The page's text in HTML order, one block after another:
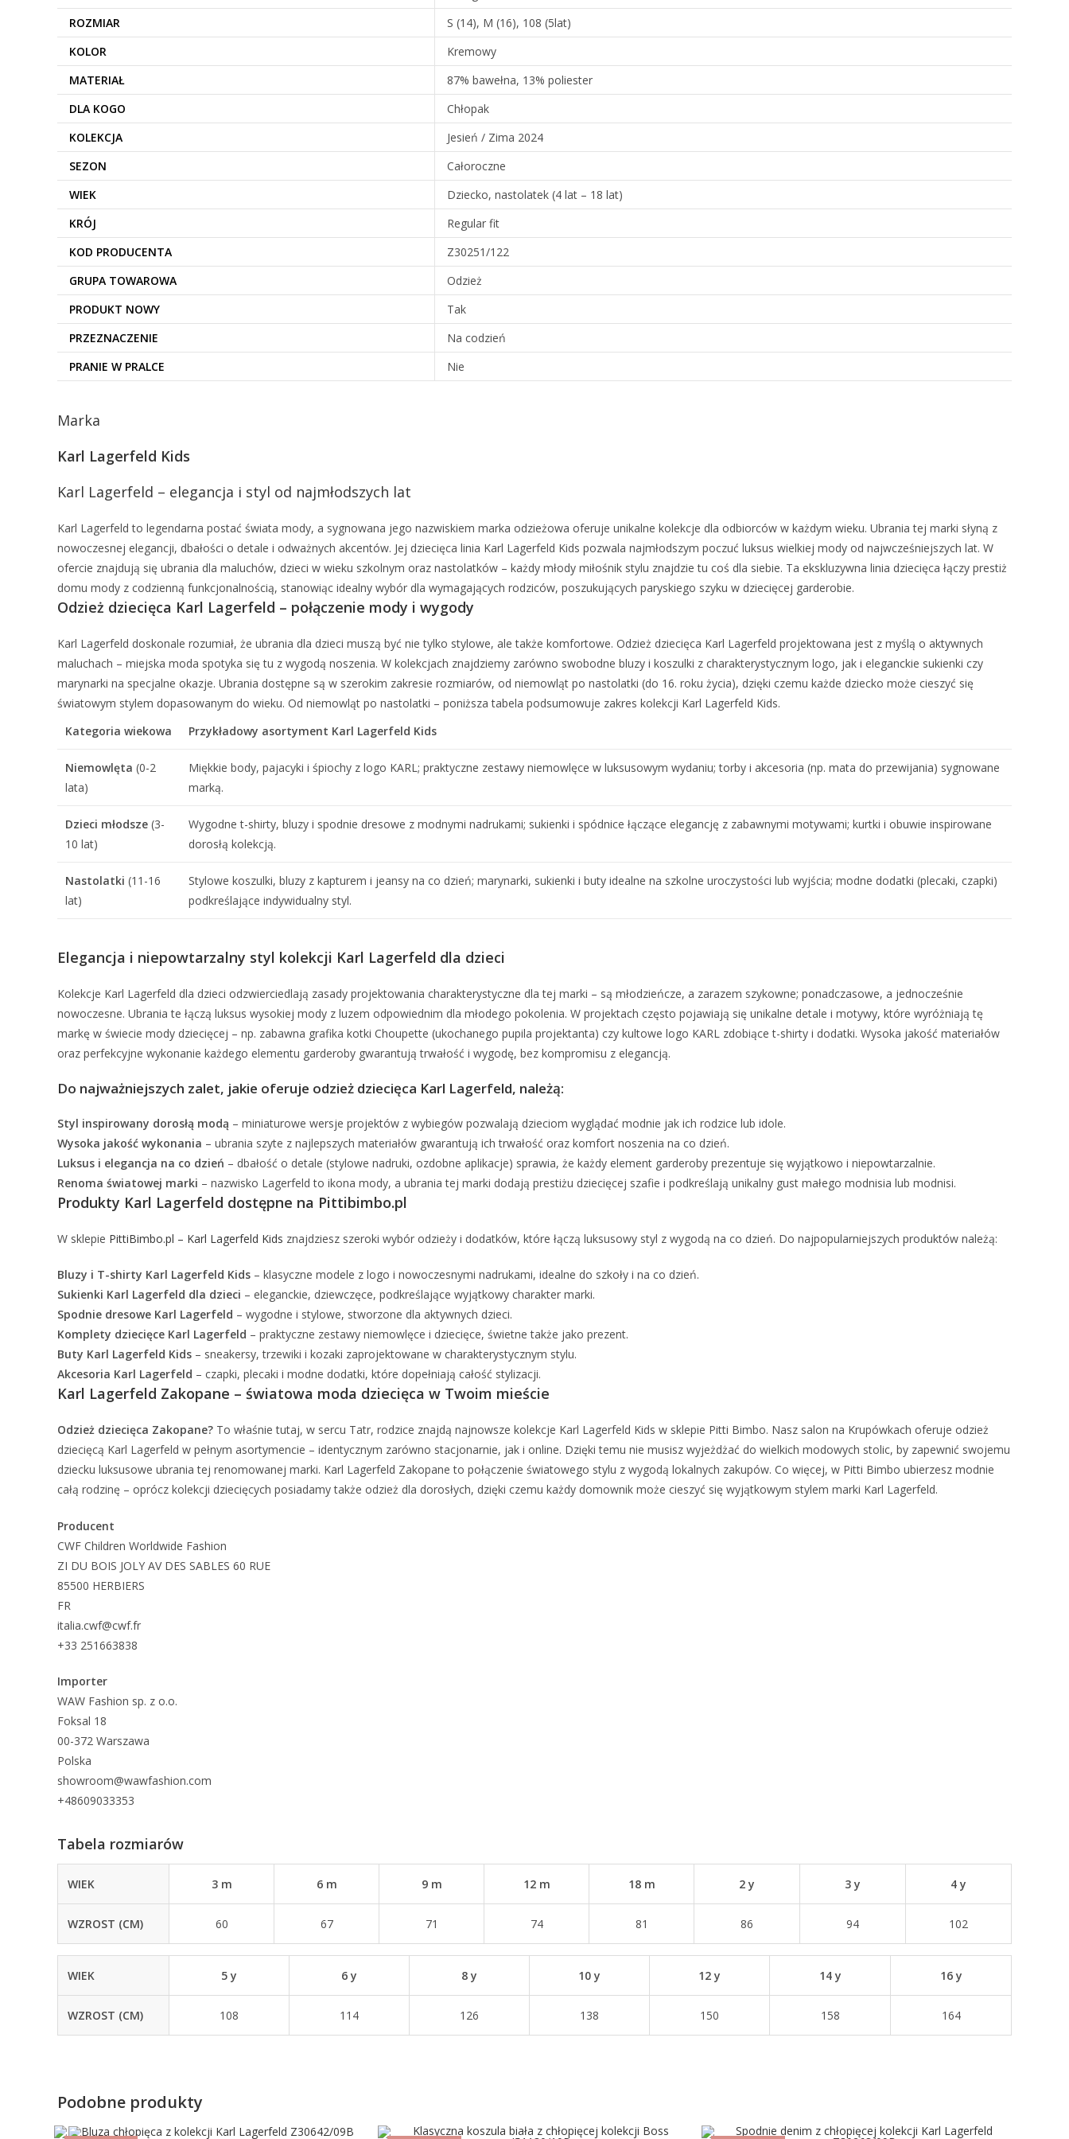
ROZMIAR
S (14), M (16), 108 (5lat)
KOLOR
Kremowy
MATERIAŁ
87% bawełna, 13% poliester
DLA KOGO
Chłopak
KOLEKCJA
Jesień / Zima 2024
SEZON
Całoroczne
WIEK
Dziecko, nastolatek (4 lat – 18 lat)
KRÓJ
Regular fit
KOD PRODUCENTA
Z30251/122
GRUPA TOWAROWA
Odzież
PRODUKT NOWY
Tak
PRZEZNACZENIE
Na codzień
PRANIE W PRALCE
Nie
Marka
Karl Lagerfeld Kids
Karl Lagerfeld – elegancja i styl od najmłodszych lat
Karl Lagerfeld to legendarna postać świata mody, a sygnowana jego nazwiskiem marka odzieżowa oferuje unikalne kolekcje dla odbiorców w każdym wieku. Ubrania tej marki słyną z
nowoczesnej elegancji, dbałości o detale i odważnych akcentów. Jej dziecięca linia Karl Lagerfeld Kids pozwala najmłodszym poczuć luksus wielkiej mody od najwcześniejszych lat. W
ofercie znajdują się ubrania dla maluchów, dzieci w wieku szkolnym oraz nastolatków – każdy młody miłośnik stylu znajdzie tu coś dla siebie. Ta ekskluzywna linia dziecięca łączy prestiż
domu mody z codzienną funkcjonalnością, stanowiąc idealny wybór dla wymagających rodziców, poszukujących paryskiego szyku w dziecięcej garderobie.
Odzież dziecięca Karl Lagerfeld – połączenie mody i wygody
Karl Lagerfeld doskonale rozumiał, że ubrania dla dzieci muszą być nie tylko stylowe, ale także komfortowe. Odzież dziecięca Karl Lagerfeld projektowana jest z myślą o aktywnych
maluchach – miejska moda spotyka się tu z wygodą noszenia. W kolekcjach znajdziemy zarówno swobodne bluzy i koszulki z charakterystycznym logo, jak i eleganckie sukienki czy
marynarki na specjalne okazje. Ubrania dostępne są w szerokim zakresie rozmiarów, od niemowląt po nastolatki (do 16. roku życia), dzięki czemu każde dziecko może cieszyć się
światowym stylem dopasowanym do wieku. Od niemowląt po nastolatki – poniższa tabela podsumowuje zakres kolekcji Karl Lagerfeld Kids.
Kategoria wiekowa
Przykładowy asortyment Karl Lagerfeld Kids
Niemowlęta (0-2
lata)
Miękkie body, pajacyki i śpiochy z logo KARL; praktyczne zestawy niemowlęce w luksusowym wydaniu; torby i akcesoria (np. mata do przewijania) sygnowane
marką.
Dzieci młodsze (3-
10 lat)
Wygodne t-shirty, bluzy i spodnie dresowe z modnymi nadrukami; sukienki i spódnice łączące elegancję z zabawnymi motywami; kurtki i obuwie inspirowane
dorosłą kolekcją.
Nastolatki (11-16
lat)
Stylowe koszulki, bluzy z kapturem i jeansy na co dzień; marynarki, sukienki i buty idealne na szkolne uroczystości lub wyjścia; modne dodatki (plecaki, czapki)
podkreślające indywidualny styl.
Elegancja i niepowtarzalny styl kolekcji Karl Lagerfeld dla dzieci
Kolekcje Karl Lagerfeld dla dzieci odzwierciedlają zasady projektowania charakterystyczne dla tej marki – są młodzieńcze, a zarazem szykowne; ponadczasowe, a jednocześnie
nowoczesne. Ubrania te łączą luksus wysokiej mody z luzem odpowiednim dla młodego pokolenia. W projektach często pojawiają się unikalne detale i motywy, które wyróżniają tę
markę w świecie mody dziecięcej – np. zabawna grafika kotki Choupette (ukochanego pupila projektanta) czy kultowe logo KARL zdobiące t-shirty i dodatki. Wysoka jakość materiałów
oraz perfekcyjne wykonanie każdego elementu garderoby gwarantują trwałość i wygodę, bez kompromisu z elegancją.
Do najważniejszych zalet, jakie oferuje odzież dziecięca Karl Lagerfeld, należą:
Styl inspirowany dorosłą modą – miniaturowe wersje projektów z wybiegów pozwalają dzieciom wyglądać modnie jak ich rodzice lub idole.
Wysoka jakość wykonania – ubrania szyte z najlepszych materiałów gwarantują ich trwałość oraz komfort noszenia na co dzień.
Luksus i elegancja na co dzień – dbałość o detale (stylowe nadruki, ozdobne aplikacje) sprawia, że każdy element garderoby prezentuje się wyjątkowo i niepowtarzalnie.
Renoma światowej marki – nazwisko Lagerfeld to ikona mody, a ubrania tej marki dodają prestiżu dziecięcej szafie i podkreślają unikalny gust małego modnisia lub modnisi.
Produkty Karl Lagerfeld dostępne na Pittibimbo.pl
W sklepie PittiBimbo.pl – Karl Lagerfeld Kids znajdziesz szeroki wybór odzieży i dodatków, które łączą luksusowy styl z wygodą na co dzień. Do najpopularniejszych produktów należą:
Bluzy i T-shirty Karl Lagerfeld Kids – klasyczne modele z logo i nowoczesnymi nadrukami, idealne do szkoły i na co dzień.
Sukienki Karl Lagerfeld dla dzieci – eleganckie, dziewczęce, podkreślające wyjątkowy charakter marki.
Spodnie dresowe Karl Lagerfeld – wygodne i stylowe, stworzone dla aktywnych dzieci.
Komplety dziecięce Karl Lagerfeld – praktyczne zestawy niemowlęce i dziecięce, świetne także jako prezent.
Buty Karl Lagerfeld Kids – sneakersy, trzewiki i kozaki zaprojektowane w charakterystycznym stylu.
Akcesoria Karl Lagerfeld – czapki, plecaki i modne dodatki, które dopełniają całość stylizacji.
Karl Lagerfeld Zakopane – światowa moda dziecięca w Twoim mieście
Odzież dziecięca Zakopane? To właśnie tutaj, w sercu Tatr, rodzice znajdą najnowsze kolekcje Karl Lagerfeld Kids w sklepie Pitti Bimbo. Nasz salon na Krupówkach oferuje odzież
dziecięcą Karl Lagerfeld w pełnym asortymencie – identycznym zarówno stacjonarnie, jak i online. Dzięki temu nie musisz wyjeżdżać do wielkich modowych stolic, by zapewnić swojemu
dziecku luksusowe ubrania tej renomowanej marki. Karl Lagerfeld Zakopane to połączenie światowego stylu z wygodą lokalnych zakupów. Co więcej, w Pitti Bimbo ubierzesz modnie
całą rodzinę – oprócz kolekcji dziecięcych posiadamy także odzież dla dorosłych, dzięki czemu każdy domownik może cieszyć się wyjątkowym stylem marki Karl Lagerfeld.
Producent
CWF Children Worldwide Fashion
ZI DU BOIS JOLY AV DES SABLES 60 RUE
85500 HERBIERS
FR
italia.cwf@cwf.fr
+33 251663838
Importer
WAW Fashion sp. z o.o.
Foksal 18
00-372 Warszawa
Polska
showroom@wawfashion.com
+48609033353
Tabela rozmiarów
WIEK 3 m 6 m 9 m 12 m 18 m 2 y 3 y 4 y
WZROST (CM) 60 67 71 74 81 86 94 102
WIEK 5 y 6 y 8 y 10 y 12 y 14 y 16 y
WZROST (CM) 108 114 126 138 150 158 164
Podobne produkty